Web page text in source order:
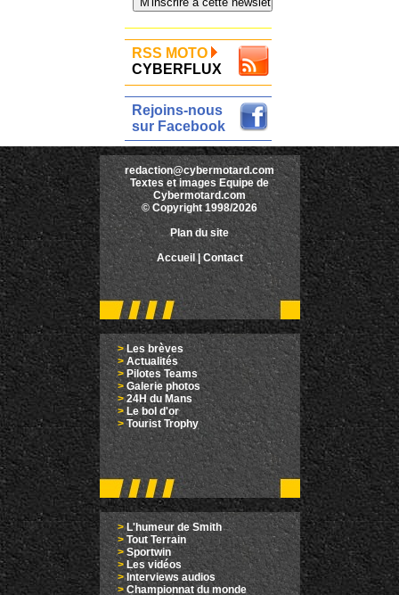
RSS MOTO
CYBERFLUX
Rejoins-nous
sur Facebook
redaction@cybermotard.com
Textes et images Equipe de
Cybermotard.com
© Copyright 1998/2026
Plan du site
Accueil |Contact
>Les brèves
> Actualités
> Pilotes Teams
>Galerie photos
>24H du Mans
>Le bol d'or
> Tourist Trophy
>L'humeur de Smith
> Tout Terrain
> Sportwin
> Les vidéos
> Interviews audios
>Championnat du monde